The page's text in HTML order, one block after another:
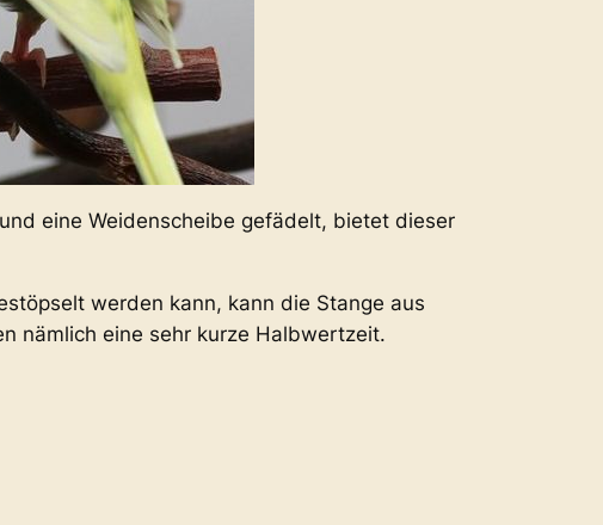
eine Weidenscheibe gefädelt, bietet dieser
werden kann, kann die Stange aus
nämlich eine sehr kurze Halbwertzeit.